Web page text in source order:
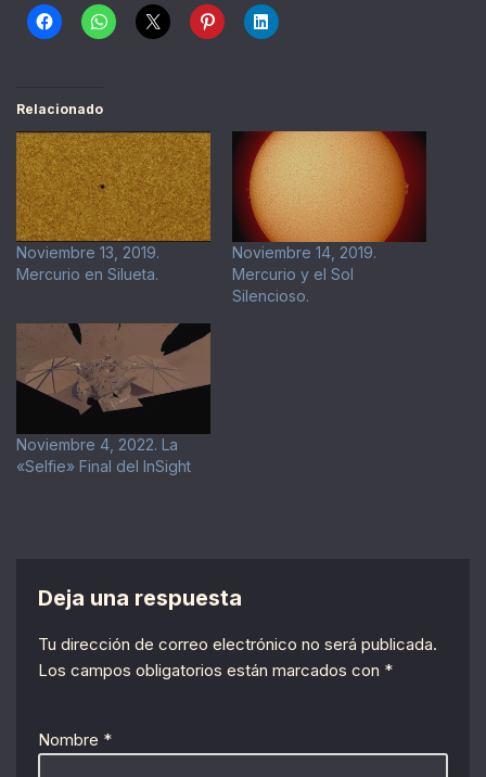
Relacionado
Noviembre 13, 2019.
Mercurio en Silueta.
Noviembre 14, 2019.
Mercurio y el Sol
Silencioso.
Noviembre 4, 2022. La
«Selfie» Final del InSight
Deja una respuesta
Tu dirección de correo electrónico no será publicada.
Los campos obligatorios están marcados con *
Nombre *